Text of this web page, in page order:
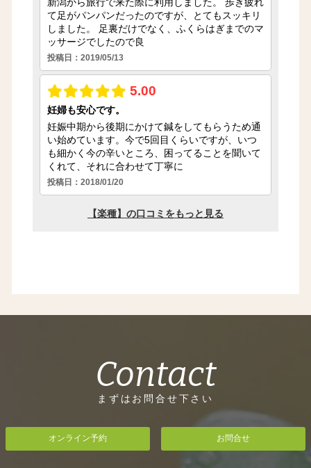
Contact
まずはお問合せ下さい
オンライン予約 お問合せ